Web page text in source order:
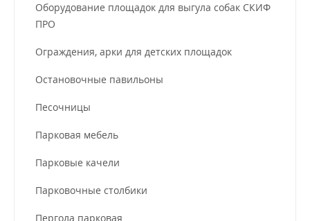
Оборудование площадок для выгула собак СКИФ
ПРО
Ограждения, арки для детских площадок
Остановочные павильоны
Песочницы
Парковая мебель
Парковые качели
Парковочные столбики
Пергола парковая